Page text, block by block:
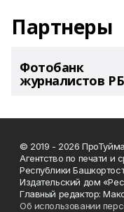
Партнеры
Фотобанк
журналистов РБ
© 2019 - 2026
Агентство по печати
Республики
Издательский дом
Главный редактор:
Об использовании